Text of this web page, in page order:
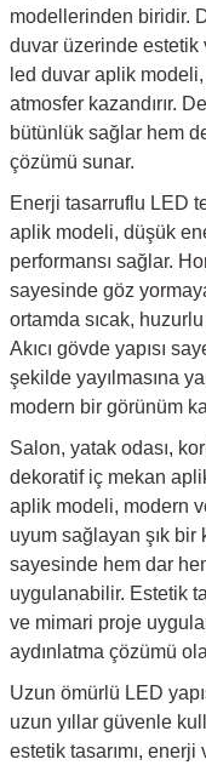
modellerinden biridir.
duvar üzerinde estetik
led duvar aplik
atmosfer kazandırır.
bütünlük sağlar hem
çözümü sunar.
Enerji tasarruflu LED
aplik modeli, düşük
performansı sağlar.
sayesinde göz
ortamda sıcak,
Akıcı gövde yapısı
şekilde yayılmasına
modern bir görünüm
Salon, yatak odası,
dekoratif iç mekan
aplik modeli, modern
uyum sağlayan şık bir
sayesinde hem dar
uygulanabilir. Estetik
ve mimari proje
aydınlatma çözümü
Uzun ömürlü LED
uzun yıllar güvenle
estetik tasarımı,